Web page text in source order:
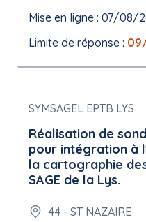
Mise en ligne : 07/08/
Limite de réponse :
SYMSAGEL EPTB LYS
Réalisation de
pour intégration à
la cartographie
SAGE de la Lys.
44 - ST NAZAIRE